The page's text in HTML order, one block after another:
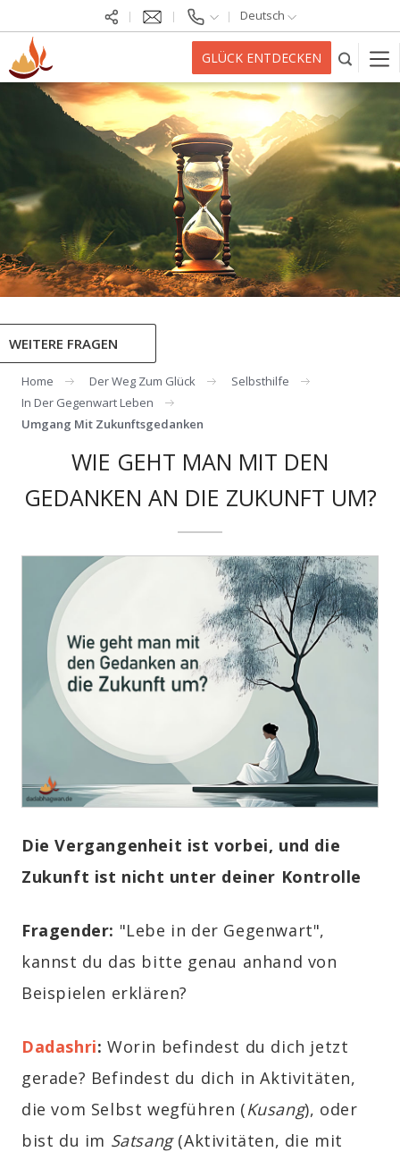
Deutsch
GLÜCK ENTDECKEN
WEITERE FRAGEN
Home Der Weg Zum Glück
Selbsthilfe
In Der Gegenwart Leben
Umgang Mit Zukunftsgedanken
WIE GEHT MAN MIT DEN
GEDANKEN AN DIE ZUKUNFT UM?
Die Vergangenheit ist vorbei, und die
Zukunft ist nicht unter deiner Kontrolle
Fragender: "Lebe in der Gegenwart",
kannst du das bitte genau anhand von
Beispielen erklären?
Dadashri:Worin befindest du dich jetzt
gerade? Befindest du dich in Aktivitäten,
die vom Selbst wegführen (Kusang), oder
bist du im Satsang(Aktivitäten, die mit